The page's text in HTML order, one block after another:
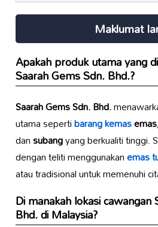
Maklumat
Apakah produk utama yang
Saarah Gems Sdn. Bhd.?
Saarah Gems Sdn. Bhd.
utama sepertibarang kemasemas,
dansubangyang berkualiti tinggi.
dengan teliti menggunakanemas
atau tradisional untuk memenuhi
Di manakah lokasi cawangan
Bhd.di Malaysia?